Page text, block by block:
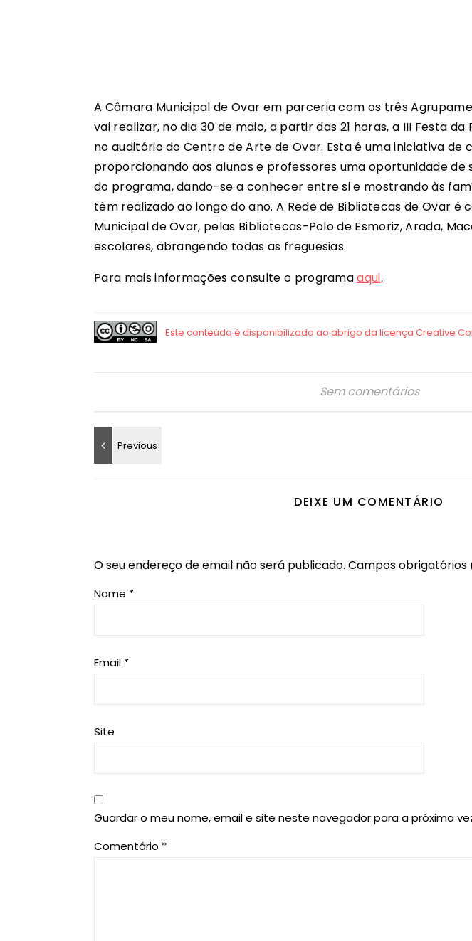
A Câmara Municipal de Ovar em parceria com os três
vai realizar, no dia 30 de maio, a partir das 21 horas, a III Festa
no auditório do Centro de Arte de Ovar. Esta é uma iniciativa de
proporcionando aos alunos e professores uma oportunidade
do programa, dando-se a conhecer entre si e mostrando às
têm realizado ao longo do ano. A Rede de Bibliotecas de Ovar é
Municipal de Ovar, pelas Bibliotecas-Polo de Esmoriz, Arada,
escolares, abrangendo todas as freguesias.
Para mais informações consulte o programaaqui.
Sem comentários
DEIXE UM COMENTÁRIO
O seu endereço de email não será publicado. Campos
Nome *
Email *
Site
Guardar o meu nome, email e site neste navegador para a próxima
Comentário *